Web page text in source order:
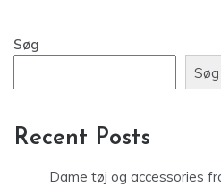
Søg
Søg
Recent Posts
Dame tøj og accessories